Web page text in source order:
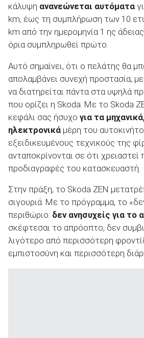
κάλυψη ανανεώνεται αυτόματα
km, έως τη συμπλήρωση των 10
km από την ημερομηνία 1 ης
όρια συμπληρωθεί πρώτο.
Αυτό σημαίνει, ότι ο πελάτης θα
απολαμβάνει συνεχή προστασία,
να διατηρείται πάντα στα υψηλά
που ορίζει η Skoda. Με το Skoda
κεφάλι σας ήσυχο για τα
ηλεκτρονικά μέρη του
εξειδικευμένους τεχνικούς της
ανταποκρίνονται σε ότι
προδιαγραφές του κατασκευαστή.
Στην πράξη, το Skoda ZEN
σιγουριά. Με το πρόγραμμα, το
περιθώριο: δεν ανησυχείς για το
σκέφτεσαι το απρόοπτο, δεν
λιγότερο από περισσότερη
εμπιστοσύνη και περισσότερη